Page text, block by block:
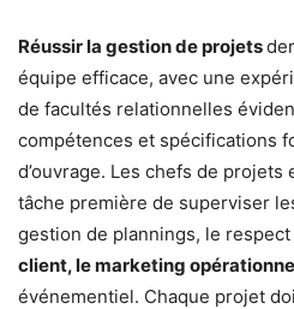
Réussir la gestion de projets
équipe efficace, avec une
de facultés relationnelles
compétences et spécifications
d’ouvrage. Les chefs de
tâche première de superviser
gestion de plannings, le respect
client, le marketing
événementiel. Chaque projet